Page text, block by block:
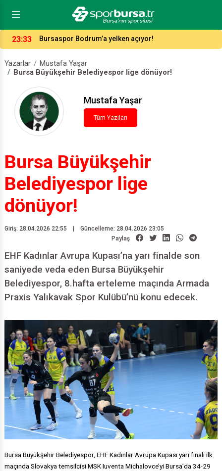
23:33 Bursaspor Bodrum’a yelken açıyor!
Yazarlar
Mustafa Yaşar
Bursa Büyükşehir Belediyespor lige dönüyor!
Mustafa Yaşar
Tüm Yazıları
Bursa Büyükşehir
Belediyespor lige
dönüyor!
Giriş: 28.04.2026 22:55 |
Güncelleme: 28.04.2026 23:05
Paylaş
EHF Kadınlar Avrupa Kupası’na yarı finalde son
saniyede veda eden Bursa Büyükşehir
Belediyespor, 8.hafta erteleme maçında Armada
Praxis Yalıkavak Spor Kulübü’nü konu edecek.
Bursa Büyükşehir Belediyespor, EHF Kadınlar Avrupa Kupası yarı finali ilk
maçında Slovakya temsilcisi MSK Iuventa Michalovce’yi Bursa’da 34-29